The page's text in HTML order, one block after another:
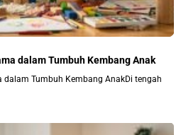
dalam Tumbuh Kembang Anak
dalam Tumbuh Kembang AnakDi tengah